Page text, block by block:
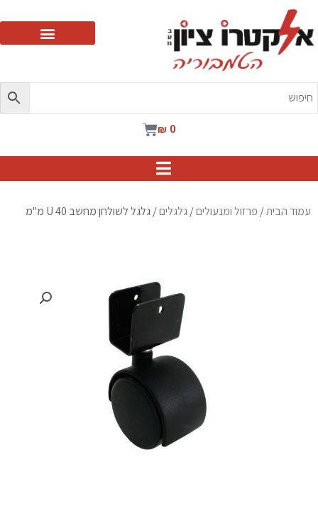
₪ 0
עגלת
עמוד הבית/ פרזול ומנעולים/גלגלים/ גלגל לשולחן מחשב U 40 מ"מ